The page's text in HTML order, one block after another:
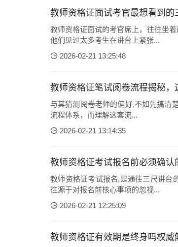
教师资格证面试考官最想看到的
教师资格证面试的考官席上，往往坐
他们见过太多考生在讲台上紧张...
2026-02-21 13:25:48
教师资格证笔试阅卷流程揭秘，
与其猜测阅卷老师的偏好,不如先搞清
流程体系，而理解这套流...
2026-02-21 13:14:35
教师资格证考试报名前必须确认
教师资格证考试报名,是通往三尺讲台
往源于对报名前核心事项的忽视...
2026-02-21 12:25:09
教师资格证有效期是终身吗权威